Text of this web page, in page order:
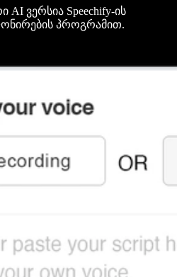
ვერსია Speechify-ის
პროგრამით.